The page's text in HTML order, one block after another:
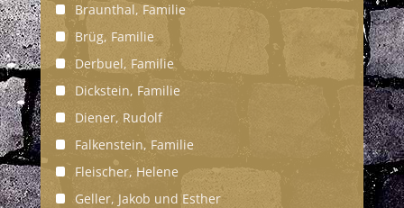
Braunthal, Familie
Brüg, Familie
Derbuel, Familie
Dickstein, Familie
Diener, Rudolf
Falkenstein, Familie
Fleischer, Helene
Geller, Jakob und Esther